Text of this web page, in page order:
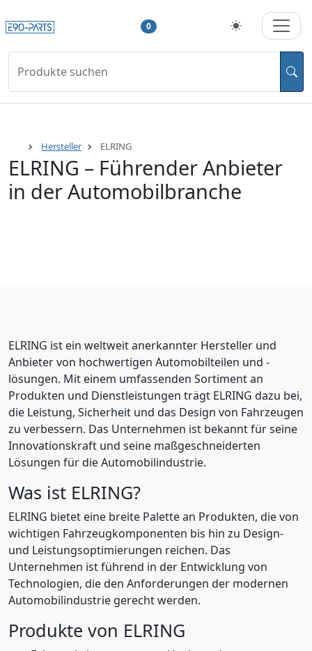
0
Produkte suchen
Hersteller ELRING
ELRING – Führender Anbieter
in der Automobilbranche
ELRING ist ein weltweit anerkannter Hersteller und
Anbieter von hochwertigen Automobilteilen und -
lösungen. Mit einem umfassenden Sortiment an
Produkten und Dienstleistungen trägt ELRING dazu bei,
die Leistung, Sicherheit und das Design von Fahrzeugen
zu verbessern. Das Unternehmen ist bekannt für seine
Innovationskraft und seine maßgeschneiderten
Lösungen für die Automobilindustrie.
Was ist ELRING?
ELRING bietet eine breite Palette an Produkten, die von
wichtigen Fahrzeugkomponenten bis hin zu Design-
und Leistungsoptimierungen reichen. Das
Unternehmen ist führend in der Entwicklung von
Technologien, die den Anforderungen der modernen
Automobilindustrie gerecht werden.
Produkte von ELRING